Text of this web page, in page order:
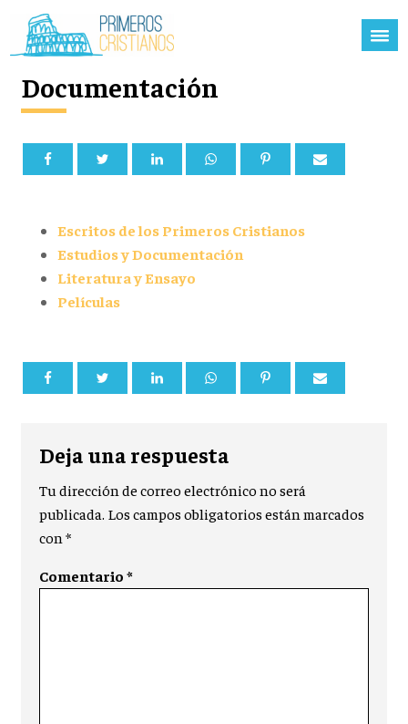
Documentación
Escritos de los Primeros Cristianos
Estudios y Documentación
Literatura y Ensayo
Películas
Deja una respuesta
Tu dirección de correo electrónico no será
publicada. Los campos obligatorios están marcados
con*
Comentario*